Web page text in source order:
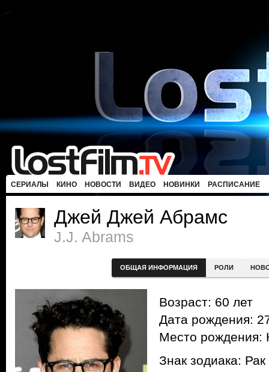
СЕРИАЛЫ КИНО НОВОСТИ ВИДЕО НОВИНКИ РАСПИСАНИЕ
Джей Джей Абрамс
J.J. Abrams
ОБЩАЯ ИНФОРМАЦИЯ РОЛИ
Возраст: 60 лет
Дата рождения:
Место
Знак зодиака: Рак